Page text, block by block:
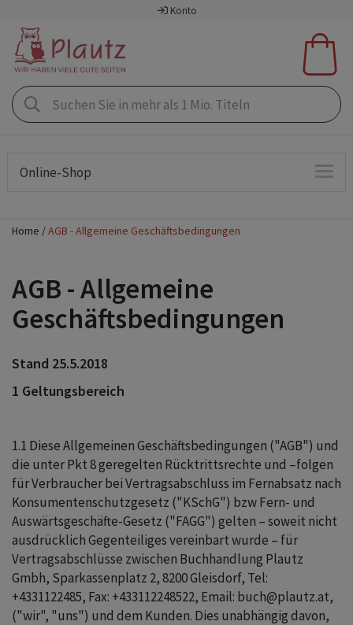
Konto
Online-Shop
Home AGB - Allgemeine Geschäftsbedingungen
AGB - Allgemeine
Geschäftsbedingungen
Stand 25.5.2018
1 Geltungsbereich
1.1 Diese Allgemeinen Geschäftsbedingungen ("AGB") und
die unter Pkt 8 geregelten Rücktrittsrechte und –folgen
für Verbraucher bei Vertragsabschluss im Fernabsatz nach
Konsumentenschutzgesetz ("KSchG") bzw Fern- und
Auswärtsgeschäfte-Gesetz ("FAGG") gelten – soweit nicht
ausdrücklich Gegenteiliges vereinbart wurde – für
Vertragsabschlüsse zwischen Buchhandlung Plautz
Gmbh, Sparkassenplatz 2, 8200 Gleisdorf, Tel:
+4331122485, Fax: +433112248522, Email: buch@plautz.at,
("wir", "uns") und dem Kunden. Dies unabhängig davon,